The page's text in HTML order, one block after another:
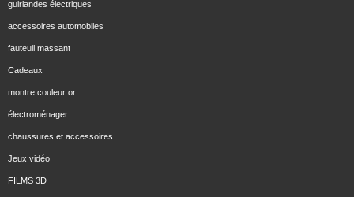
guirlandes électriques
accessoires automobiles
fauteuil massant
Cadeaux
montre couleur or
électroménager
chaussures et accessoires
Jeux vidéo
FILMS 3D